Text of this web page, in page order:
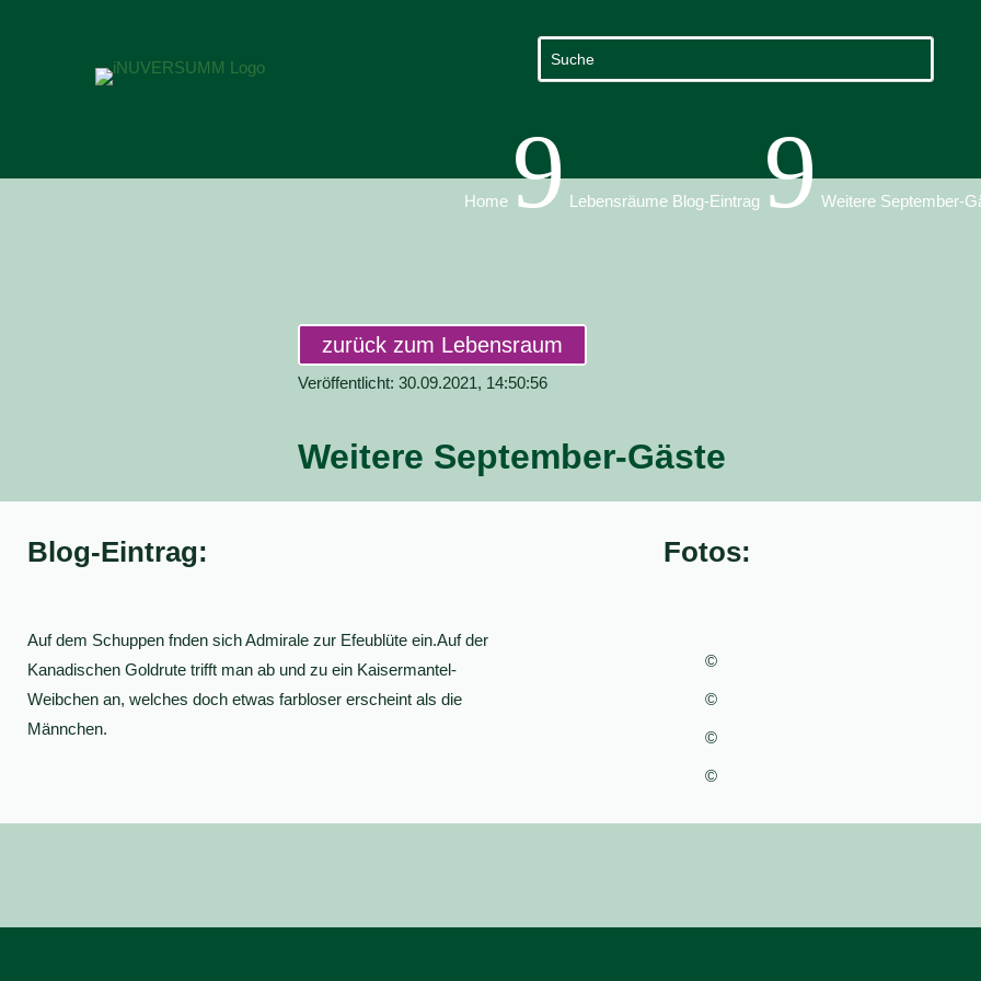
Home 9 Lebensräume Blog-Eintrag 9 Weitere September-
zurück zum Lebensraum
Veröffentlicht: 30.09.2021, 14:50:56
Weitere September-Gäste
Blog-Eintrag:
Auf dem Schuppen fnden sich Admirale zur Efeublüte ein.Auf der
Kanadischen Goldrute trifft man ab und zu ein Kaisermantel-
Weibchen an, welches doch etwas farbloser erscheint als die
Männchen.
Fotos:
©
©
©
©